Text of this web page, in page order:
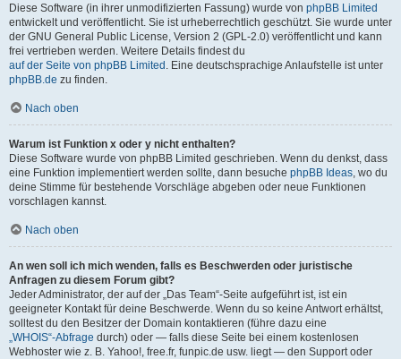
Diese Software (in ihrer unmodifizierten Fassung) wurde von phpBB Limited
entwickelt und veröffentlicht. Sie ist urheberrechtlich geschützt. Sie wurde unter
der GNU General Public License, Version 2 (GPL-2.0) veröffentlicht und kann
frei vertrieben werden. Weitere Details findest du
auf der Seite von phpBB Limited . Eine deutschsprachige Anlaufstelle ist unter
phpBB.de zu finden.
Nach oben
Warum ist Funktion x oder y nicht enthalten?
Diese Software wurde von phpBB Limited geschrieben. Wenn du denkst, dass
eine Funktion implementiert werden sollte, dann besuche phpBB Ideas, wo du
deine Stimme für bestehende Vorschläge abgeben oder neue Funktionen
vorschlagen kannst.
Nach oben
An wen soll ich mich wenden, falls es Beschwerden oder juristische
Anfragen zu diesem Forum gibt?
Jeder Administrator, der auf der „Das Team“-Seite aufgeführt ist, ist ein
geeigneter Kontakt für deine Beschwerde. Wenn du so keine Antwort erhältst,
solltest du den Besitzer der Domain kontaktieren (führe dazu eine
„WHOIS“-Abfrage durch) oder — falls diese Seite bei einem kostenlosen
Webhoster wie z. B. Yahoo!, free.fr, funpic.de usw. liegt — den Support oder